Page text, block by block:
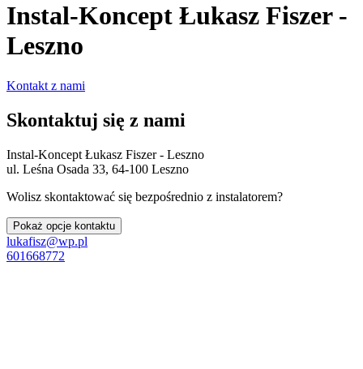
Instal-Koncept Łukasz Fiszer -
Leszno
Kontakt z nami
Skontaktuj się z nami
Instal-Koncept Łukasz Fiszer - Leszno
ul. Leśna Osada 33, 64-100 Leszno
Wolisz skontaktować się bezpośrednio z instalatorem?
Pokaż opcje kontaktu
lukafisz@wp.pl
601668772